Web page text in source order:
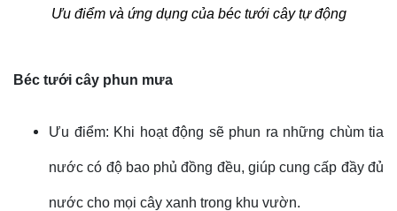
Ưu điểm và ứng dụng của béc tưới cây tự động
Béc tưới cây phun mưa
Ưu điểm: Khi hoạt động sẽ phun ra những chùm tia
nước có độ bao phủ đồng đều, giúp cung cấp đầy đủ
nước cho mọi cây xanh trong khu vườn.